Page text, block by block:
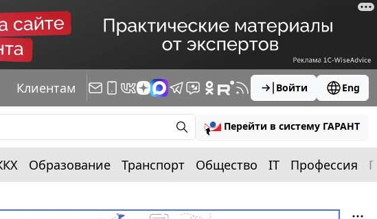
Клиентам Войти Eng
Перейти в систему ГАРАНТ
Образование Транспорт Общество IT Профессия